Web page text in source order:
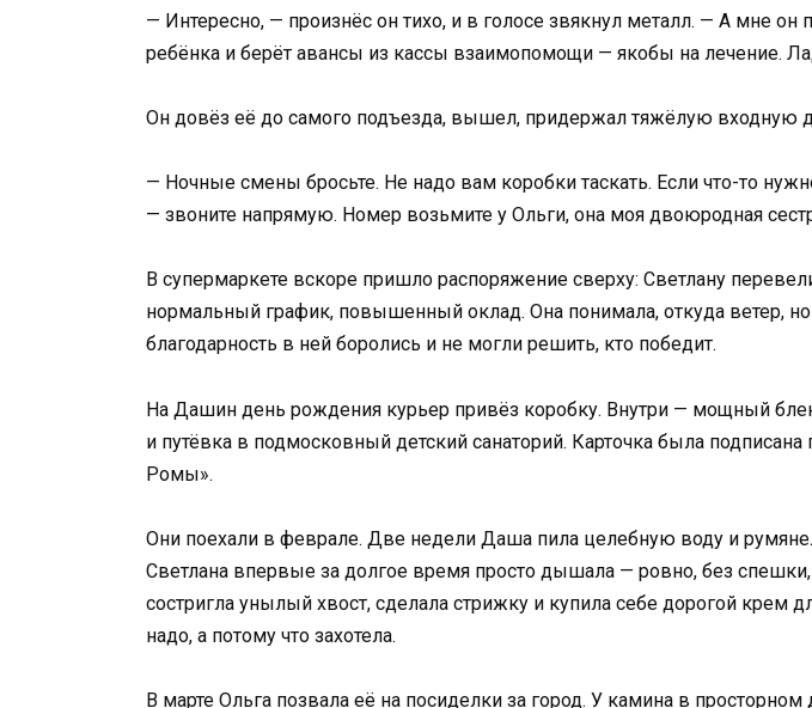
— Интересно, — произнёс он тихо, и в голосе звякнул металл. — А мне он
ребёнка и берёт авансы из кассы взаимопомощи — якобы на лечение.
Он довёз её до самого подъезда, вышел, придержал тяжёлую входную
— Ночные смены бросьте. Не надо вам коробки таскать. Если что-то
— звоните напрямую. Номер возьмите у Ольги, она моя двоюродная
В супермаркете вскоре пришло распоряжение сверху: Светлану
нормальный график, повышенный оклад. Она понимала, откуда ветер,
благодарность в ней боролись и не могли решить, кто победит.
На Дашин день рождения курьер привёз коробку. Внутри — мощный
и путёвка в подмосковный детский санаторий. Карточка была подписана
Ромы».
Они поехали в феврале. Две недели Даша пила целебную воду и
Светлана впервые за долгое время просто дышала — ровно, без спешки,
состригла унылый хвост, сделала стрижку и купила себе дорогой крем
надо, а потому что захотела.
В марте Ольга позвала её на посиделки за город. У камина в